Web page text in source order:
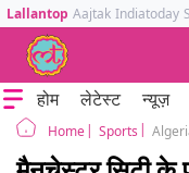
Lallantop Aajtak Indiatoday
होम लेटेस्ट न्यूज़
Home Sports